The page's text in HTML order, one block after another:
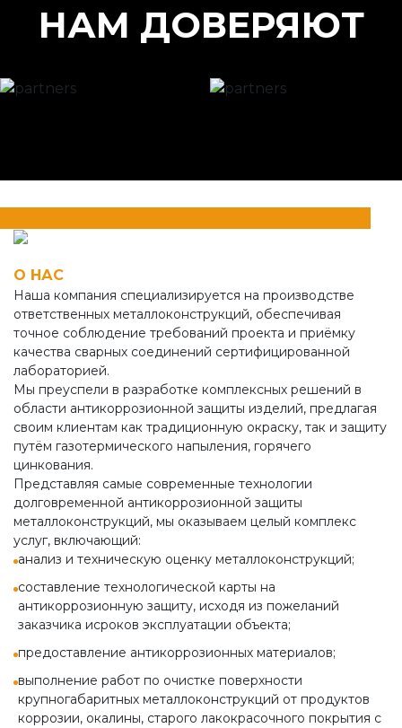
НАМ ДОВЕРЯЮТ
О НАС
Наша компания специализируется на производстве
ответственных металлоконструкций, обеспечивая
точное соблюдение требований проекта и приёмку
качества сварных соединений сертифицированной
лабораторией.
Мы преуспели в разработке комплексных решений в
области антикоррозионной защиты изделий, предлагая
своим клиентам как традиционную окраску, так и защиту
путём газотермического напыления, горячего
цинкования.
Представляя самые современные технологии
долговременной антикоррозионной защиты
металлоконструкций, мы оказываем целый комплекс
услуг, включающий:
анализ и техническую оценку металлоконструкций;
составление технологической карты на
антикоррозионную защиту, исходя из пожеланий
заказчика исроков эксплуатации объекта;
предоставление антикоррозионных материалов;
выполнение работ по очистке поверхности
крупногабаритных металлоконструкций от продуктов
коррозии, окалины, старого лакокрасочного покрытия с